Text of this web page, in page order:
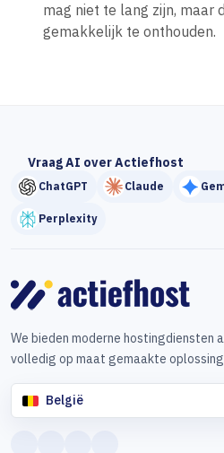
mag niet te lang zijn, maar
gemakkelijk te onthouden.
Vraag AI over Actiefhost
ChatGPT Claude
Perplexity
We bieden moderne hostingdiensten
volledig op maat gemaakte
België